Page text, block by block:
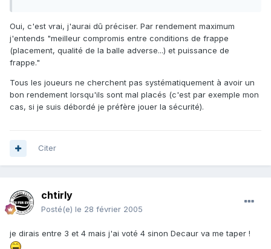
Oui, c'est vrai, j'aurai dû préciser. Par rendement maximum
j'entends "meilleur compromis entre conditions de frappe
(placement, qualité de la balle adverse...) et puissance de
frappe."
Tous les joueurs ne cherchent pas systématiquement à avoir un
bon rendement lorsqu'ils sont mal placés (c'est par exemple mon
cas, si je suis débordé je préfère jouer la sécurité).
Citer
chtirly
Posté(e) le 28 février 2005
je dirais entre 3 et 4 mais j'ai voté 4 sinon Decaur va me taper !